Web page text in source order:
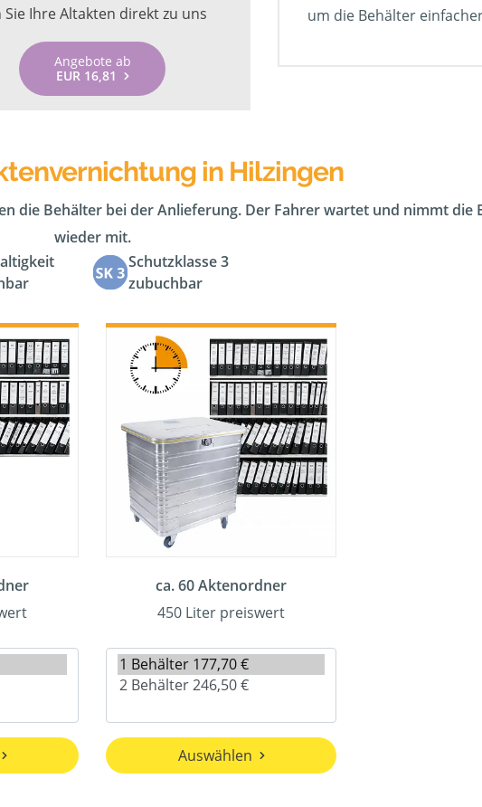
Sie Ihre Altakten direkt zu uns
Angebote ab
EUR 16,81
um die Behälter
in Hilzingen
die Behälter bei der Anlieferung. Der Fahrer wartet und nimmt die
wieder mit.
Schutzklasse 3
zubuchbar
ca. 60 Aktenordner
450 Liter preiswert
Auswählen